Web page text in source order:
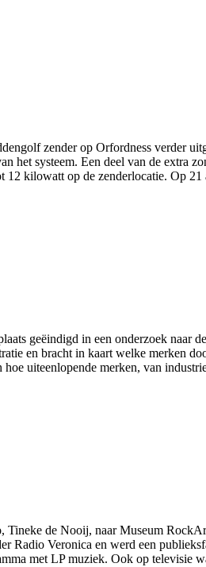
zender op Orfordness verder
het systeem. Een deel van de extra
kilowatt op de zenderlocatie. Op
geëindigd in een onderzoek naar
en bracht in kaart welke merken
uiteenlopende merken, van
de Nooij, naar Museum
Radio Veronica en werd een
met LP muziek. Ook op